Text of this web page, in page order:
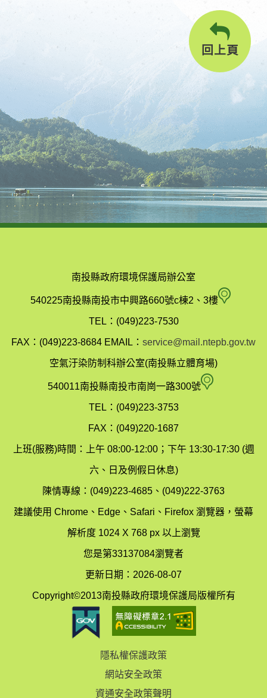
回上頁
南投縣政府環境保護局辦公室
540225南投縣南投市中興路660號c棟2、3樓 南
縣
保
局
圖
TEL：(049)223-7530
FAX：(049)223-8684 EMAIL： service@mail.ntepb.gov.tw
空氣汙染防制科辦公室(南投縣立體育場)
540011南投縣南投市南崗一路300號 空
染
制
科
(南
TEL：(049)223-3753
FAX：(049)220-1687
上班(服務)時間：上午 08:00-12:00；下午 13:30-17:30 (週
六、日及例假日休息)
陳情專線：(049)223-4685、(049)222-3763
建議使用 Chrome、Edge、Safari、Firefox 瀏覽器，螢幕
解析度 1024 X 768 px 以上瀏覽
您是第33137084瀏覽者
更新日期：2026-08-07
Copyright©2013南投縣政府環境保護局版權所有
隱私權保護政策
網站安全政策
資通安全政策聲明